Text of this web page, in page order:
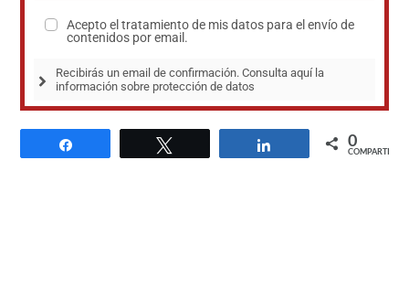
Acepto el tratamiento de mis datos para el envío de
contenidos por email.
Recibirás un email de confirmación. Consulta aquí la
información sobre protección de datos
Compartir 0
COMPARTIR